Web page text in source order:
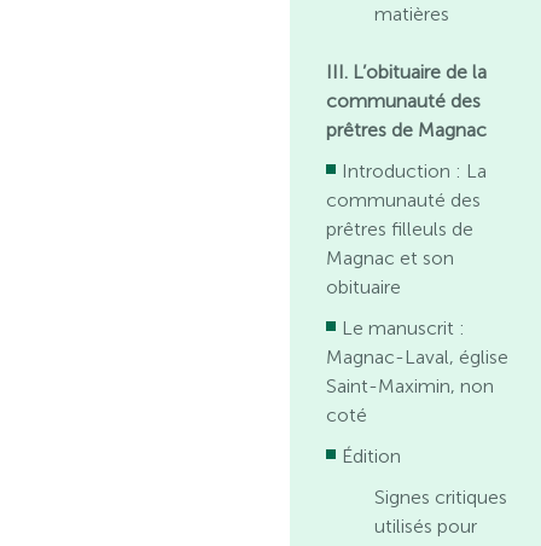
matières
III. L’obituaire de la
communauté des
prêtres de Magnac
Introduction : La
communauté des
prêtres filleuls de
Magnac et son
obituaire
Le manuscrit :
Magnac-Laval, église
Saint-Maximin, non
coté
Édition
Signes critiques
utilisés pour